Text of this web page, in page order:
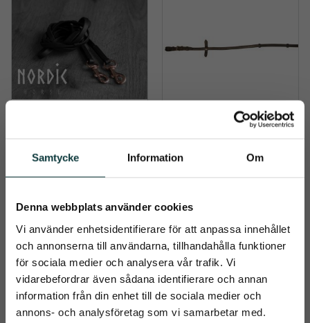
Samtycke Information Om
Denna webbplats använder cookies
Vi använder enhetsidentifierare för att anpassa innehållet
och annonserna till användarna, tillhandahålla funktioner
för sociala medier och analysera vår trafik. Vi
vidarebefordrar även sådana identifierare och annan
information från din enhet till de sociala medier och
annons- och analysföretag som vi samarbetar med.
Biothanetygel med
stopper och hakar
Tyglar i svart Biothane med
stopper för bättre grepp.
Lägg till i önskelista
Info
Lädertyglar
och martingalfluga, 2-
Lägg
Info